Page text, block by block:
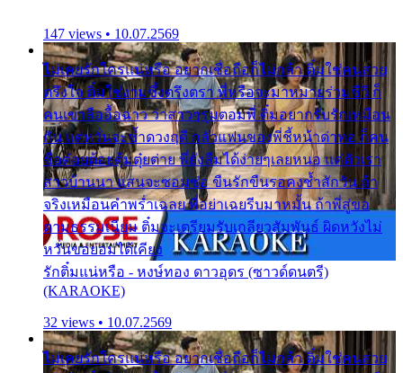
147 views • 10.07.2569
ไม่เคยรักใครแน่หรือ อยากเชื่อถือก็ไม่กล้า ติ๋มใช่คนสวย
ตรึงใจ ติ๋มใช่งามซึ้งตรึงตรา พี่หรือจะมาหมายร่วมชีวี ก็
คนเขาลืออื้อฉาว ว่าสาวๆรุมตอมพี่ ติ๋มอยากรับรักเหมือน
กัน แต่หวั่นจะช้ำดวงฤดี กลัวแฟนของพี่ชี้หน้าด่าทอ ก็คน
ชื่อต๋อยต้อยตุ้มตุ๋ยต่าย พี่ยังลืมได้ง่ายๆเลยหนอ แค่ตัวเรา
สาวบ้านนา แสนจะซอมซ่อ ขืนรักขืนรอคงช้ำสักวัน ถ้า
จริงเหมือนคำพร่ำเฉลย พี่อย่าเฉยรีบมาหมั้น ถ้าพี่สู่ขอ
ตามธรรมเนียม ติ๋มจะเตรียมรับเกลียวสัมพันธ์ ผิดหวังไม่
หวั่นขอยอมได้เคียง
รักติ๋มแน่หรือ - หงษ์ทอง ดาวอุดร (ซาวด์ดนตรี)
(KARAOKE)
32 views • 10.07.2569
ไม่เคยรักใครแน่หรือ อยากเชื่อถือก็ไม่กล้า ติ๋มใช่คนสวย